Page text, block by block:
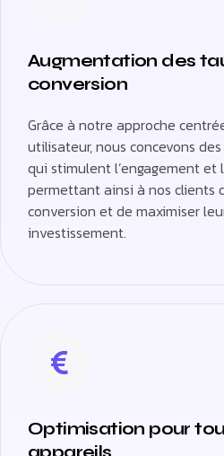
Augmentation des
conversion
Grâce à notre approche
utilisateur, nous concevons
qui stimulent l’engagement et
permettant ainsi à nos clients
conversion et de maximiser
investissement.
Optimisation pour